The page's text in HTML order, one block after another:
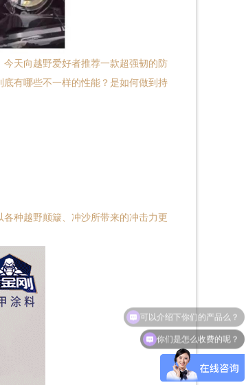
天向越野爱好者推荐一款超强韧的防
底有哪些不一样的性能？是如何做到持
种越野颠簸、冲沙所带来的冲击力更
你们是怎么收费的呢？